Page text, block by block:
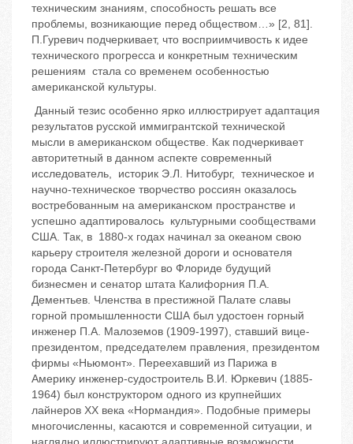
техническим знаниям, способность решать все
проблемы, возникающие перед обществом…» [2, 81].
П.Гуревич подчеркивает, что восприимчивость к идее
технического прогресса и конкретным техническим
решениям стала со временем особенностью
американской культуры.
Данный тезис особенно ярко иллюстрирует адаптация
результатов русской иммигрантской технической
мысли в американском обществе. Как подчеркивает
авторитетный в данном аспекте современный
исследователь, историк Э.Л. Нитобург, техническое и
научно-техническое творчество россиян оказалось
востребованным на американском пространстве и
успешно адаптировалось культурными сообществами
США. Так, в 1880-х годах начинал за океаном свою
карьеру строителя железной дороги и основателя
города Санкт-Петербург во Флориде будущий
бизнесмен и сенатор штата Калифорния П.А.
Дементьев. Членства в престижной Палате славы
горной промышленности США был удостоен горный
инженер П.А. Малоземов (1909-1997), ставший вице-
президентом, председателем правления, президентом
фирмы «Ньюмонт». Переехавший из Парижа в
Америку инженер-судостроитель В.И. Юркевич (1885-
1964) был конструктором одного из крупнейших
лайнеров XX века «Нормандия». Подобные примеры
многочисленны, касаются и современной ситуации, и